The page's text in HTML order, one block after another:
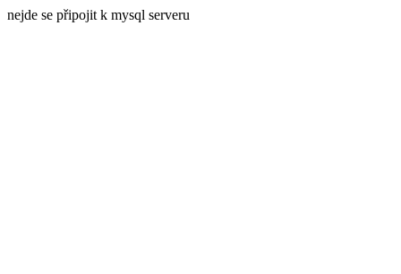
nejde se připojit k mysql serveru